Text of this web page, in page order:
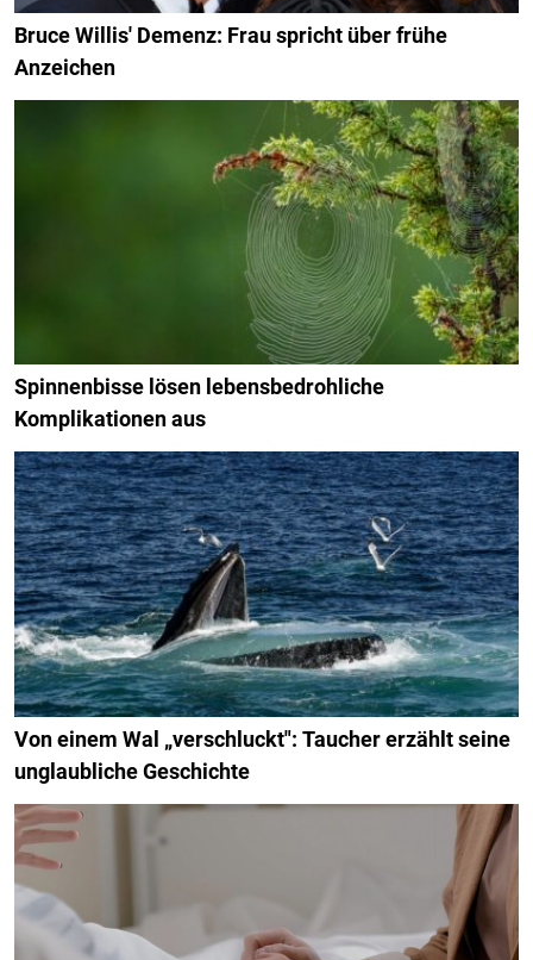
Bruce Willis' Demenz: Frau spricht über frühe
Anzeichen
Spinnenbisse lösen lebensbedrohliche
Komplikationen aus
Von einem Wal „verschluckt": Taucher erzählt seine
unglaubliche Geschichte